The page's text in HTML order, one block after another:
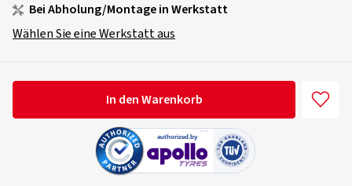
Bei Abholung/Montage in Werkstatt
Wählen Sie eine Werkstatt aus
In den Warenkorb